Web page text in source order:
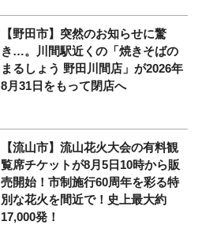
【野田市】突然のお知らせに驚
き…。川間駅近くの「焼きそばの
まるしょう 野田川間店」が2026年
8月31日をもって閉店へ
【流山市】流山花火大会の有料観
覧席チケットが8月5日10時から販
売開始！市制施行60周年を彩る特
別な花火を間近で！史上最大約
17,000発！